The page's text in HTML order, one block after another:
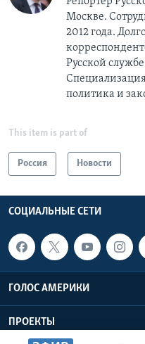
Москве.
2012 года.
Русской
политика и
This item is part of
Россия Новости
СОЦИАЛЬНЫЕ СЕТИ
ГОЛОС АМЕРИКИ
ПРОЕКТЫ